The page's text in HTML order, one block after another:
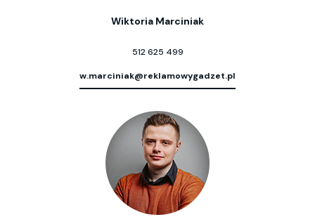
Wiktoria Marciniak
512 625 499
w.marciniak@reklamowygadzet.pl